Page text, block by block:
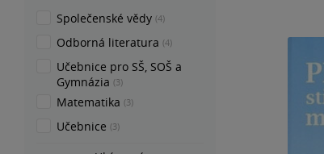
Společenské vědy (4)
Odborná literatura (4)
Učebnice pro SŠ, SOŠ a
Gymnázia (3)
Matematika (3)
Učebnice (3)